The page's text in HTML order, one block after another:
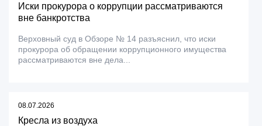
Иски прокурора о коррупции рассматриваются
вне банкротства
Верховный суд в Обзоре № 14 разъяснил, что иски
прокурора об обращении коррупционного имущества
рассматриваются вне дела...
08.07.2026
Кресла из воздуха